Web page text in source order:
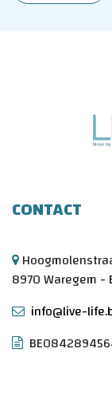
CONTACT
8970 Waregem -
info@live-